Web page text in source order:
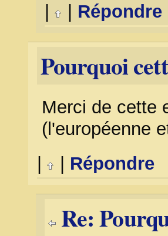
| | Répondre
Pourquoi
Merci de cette
(l'européenne
Répondre
Re: